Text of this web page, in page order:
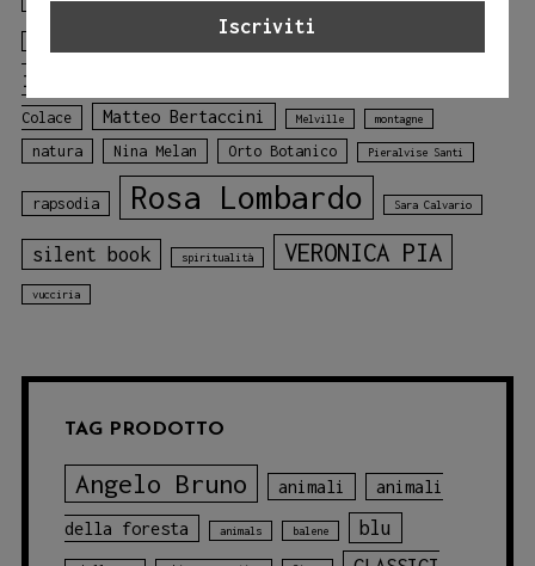
Laura Lombardo
illustrato
Colace
Matteo Bertaccini Melville montagne
natura Nina Melan Orto Botanico Pieralvise Santi
rapsodia Rosa Lombardo Sara Calvario
silent book spiritualità VERONICA PIA
vucciria
TAG PRODOTTO
Angelo Bruno animali animali
della foresta animals balene blu